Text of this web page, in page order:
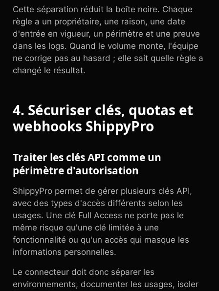
Cette séparation réduit la boîte noire. Chaque
règle a un propriétaire, une raison, une date
d'entrée en vigueur, un périmètre et une preuve
dans les logs. Quand le volume monte, l'équipe
ne corrige pas au hasard ; elle sait quelle règle a
changé le résultat.
4. Sécuriser clés, quotas et
webhooks ShippyPro
Traiter les clés API comme un
périmètre d'autorisation
ShippyPro permet de gérer plusieurs clés API,
avec des types d'accès différents selon les
usages. Une clé Full Access ne porte pas le
même risque qu'une clé limitée à une
fonctionnalité ou qu'un accès qui masque les
informations personnelles.
Le connecteur doit donc séparer les
environnements, documenter les usages, isoler